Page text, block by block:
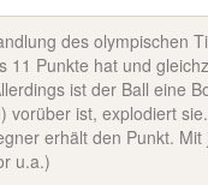
des olympischen
11 Punkte hat und
ist der Ball eine
ist, explodiert
erhält den Punkt.
u.a.)